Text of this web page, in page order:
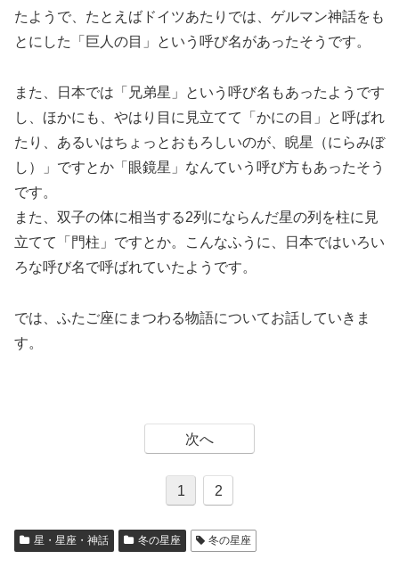
たようで、たとえばドイツあたりでは、ゲルマン神話をも
とにした「巨人の目」という呼び名があったそうです。
また、日本では「兄弟星」という呼び名もあったようです
し、ほかにも、やはり目に見立てて「かにの目」と呼ばれ
たり、あるいはちょっとおもろしいのが、睨星（にらみぼ
し）」ですとか「眼鏡星」なんていう呼び方もあったそう
です。
また、双子の体に相当する2列にならんだ星の列を柱に見
立てて「門柱」ですとか。こんなふうに、日本ではいろい
ろな呼び名で呼ばれていたようです。
では、ふたご座にまつわる物語についてお話していきま
す。
次へ
1 2
星・星座・神話 冬の星座 冬の星座